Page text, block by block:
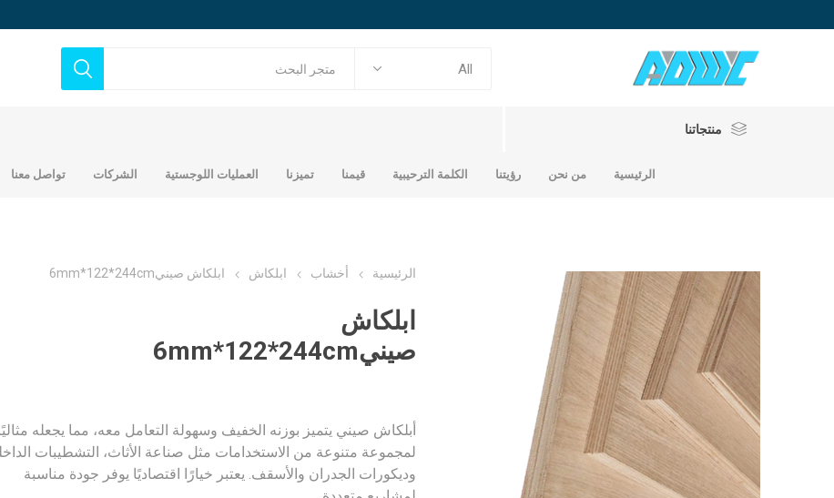
منتجاتنا
حديد مجدول جندال
حديد وطني
الواح فلندي
ابلكاش
الرئيسية من نحن رؤيتنا الكلمة الترحيبية قيمنا تميزنا العمليات اللوجستية الشركات
حديد سابك حديد عماني جندال
مصنع شركة عالم التطور
تواصل معنا
الرئيسية أخشاب ابلكاش ابلكاش صيني6mm*122*244cm
ابلكاش
صيني6mm*122*244cm
أبلكاش صيني يتميز بوزنه الخفيف وسهولة التعامل معه، مما يجعله
لمجموعة متنوعة من الاستخدامات مثل صناعة الأثاث، التشطيبات
وديكورات الجدران والأسقف. يعتبر خيارًا اقتصاديًا يوفر جودة مناسبة